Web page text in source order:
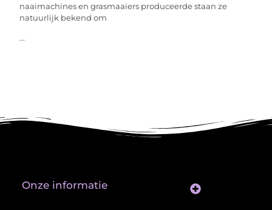
naaimachines en grasmaaiers produceerde staan ze
natuurlijk bekend om
...
Onze informatie